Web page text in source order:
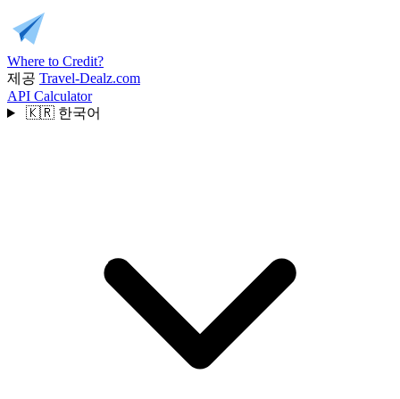
Where to Credit?
제공 Travel-Dealz.com
API Calculator
🇰🇷 한국어